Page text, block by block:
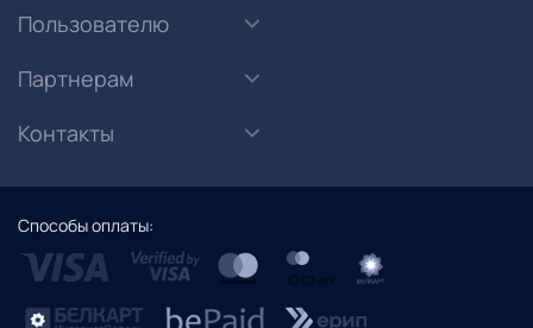
Пользователю
Партнерам
Контакты
Способы оплаты: